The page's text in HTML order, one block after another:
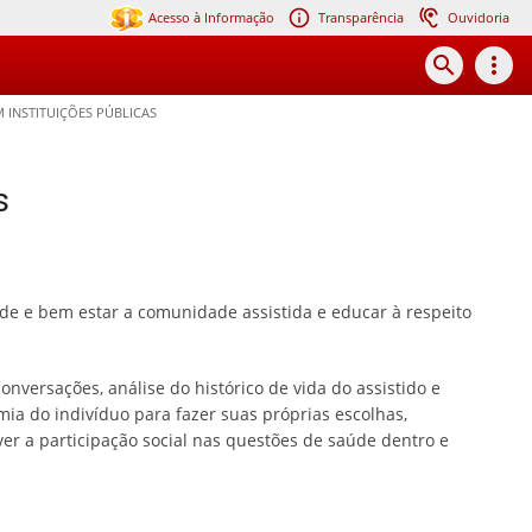
Acesso à Informação Transparência Ouvidoria
search more_vert
INSTITUIÇÕES PÚBLICAS
e bem estar a comunidade assistida e educar à respeito
análise do histórico de vida do assistido e
do indivíduo para fazer suas próprias escolhas,
a participação social nas questões de saúde dentro e